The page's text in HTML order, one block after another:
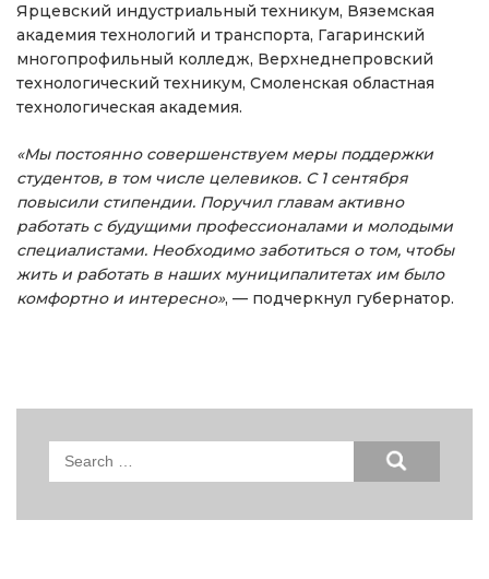
Ярцевский индустриальный техникум, Вяземская
академия технологий и транспорта, Гагаринский
многопрофильный колледж, Верхнеднепровский
технологический техникум, Смоленская областная
технологическая академия.
«Мы постоянно совершенствуем меры поддержки
студентов, в том числе целевиков. С 1 сентября
повысили стипендии. Поручил главам активно
работать с будущими профессионалами и молодыми
специалистами. Необходимо заботиться о том, чтобы
жить и работать в наших муниципалитетах им было
комфортно и интересно», — подчеркнул губернатор.
Search